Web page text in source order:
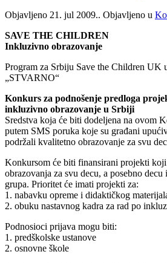
Objavljeno 21. jul 2009.. Objavljeno u
SAVE THE CHILDREN
Inkluzivno obrazovanje
Program za Srbiju Save the Children UK
„STVARNO“
Konkurs za podnošenje predloga
inkluzivno obrazovanje u Srbiji
Sredstva koja će biti dodeljena na ovom
putem SMS poruka koje su građani
podržali kvalitetno obrazovanje za svu
Konkursom će biti finansirani projekti
obrazovanja za svu decu, a posebno
grupa. Prioritet će imati projekti za:
1. nabavku opreme i didaktičkog
2. obuku nastavnog kadra za rad po
Podnosioci prijava mogu biti:
1. predškolske ustanove
2. osnovne škole